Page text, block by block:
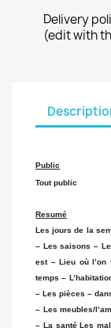
Delivery
(edit with
Public
Tout public
Resumé
Les jours de la
– Les saisons –
est – Lieu où l’on
temps –
– Les pièces –
– Les meubles/
– La santé Les